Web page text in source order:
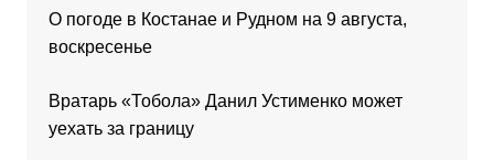
О погоде в Костанае и Рудном на 9 августа,
воскресенье
Вратарь «Тобола» Данил Устименко может
уехать за границу